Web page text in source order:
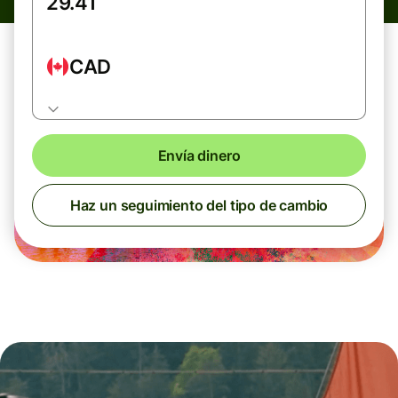
CAD
Envía dinero
Haz un seguimiento del tipo de cambio